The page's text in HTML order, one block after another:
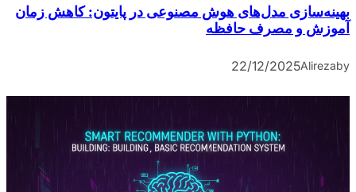
بهینه‌سازی مدل‌های هوش مصنوعی در پایتون: کاهش زمان
آموزش و مصرف حافظه
by
Alireza
22/12/2025